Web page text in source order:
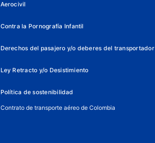
Aerocivil
Contra la Pornografía Infantil
Derechos del pasajero y/o deberes del transportador
Ley Retracto y/o Desistimiento
Política de sostenibilidad
Contrato de transporte aéreo de Colombia